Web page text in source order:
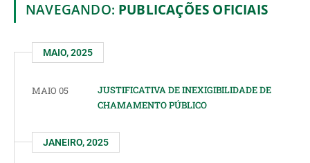
NAVEGANDO: PUBLICAÇÕES OFICIAIS
MAIO, 2025
MAIO 05
JUSTIFICATIVA DE INEXIGIBILIDADE DE
CHAMAMENTO PÚBLICO
JANEIRO, 2025